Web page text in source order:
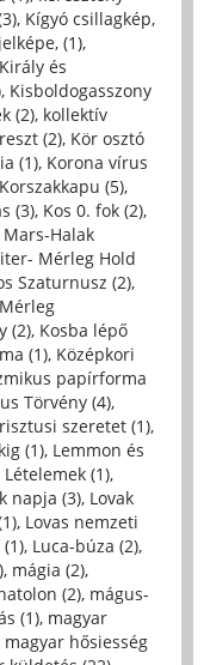
, Kígyó csillagkép,
(1),
Király és
, Kisboldogasszony
(2), kollektív
(2), Kör osztó
(1), Korona vírus
Korszakkapu (5),
(3), Kos 0. fok (2),
Mars-Halak
Mérleg Hold
Szaturnusz (2),
(2), Kosba lépő
(1), Középkori
papírforma
Törvény (4),
szeretet (1),
(1), Lemmon és
Lételemek (1),
napja (3), Lovak
, Lovas nemzeti
, Luca-búza (2),
, mágia (2),
(2), mágus-
(1), magyar
magyar hősiesség